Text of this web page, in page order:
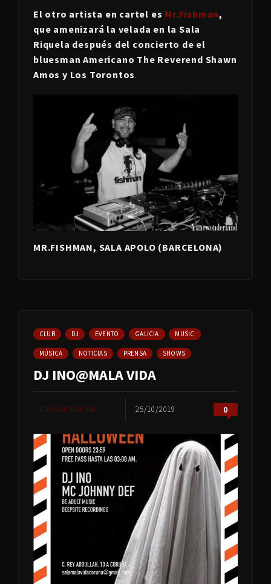
El otro artista en cartel es Mr.Fishman,
que amenizará la velada en la Sala
Riquela después del concierto de el
bluesman Americano The Reverend Shawn
Amos y Los Torontos.
MR.FISHMAN, SALA APOLO (BARCELONA)
CLUB DJ EVENTO GALICIA MUSIC
MÚSICA NOTICIAS PRENSA SHOWS
DJ INO@MALA VIDA
TRASNOSOUND 25/10/2019 0